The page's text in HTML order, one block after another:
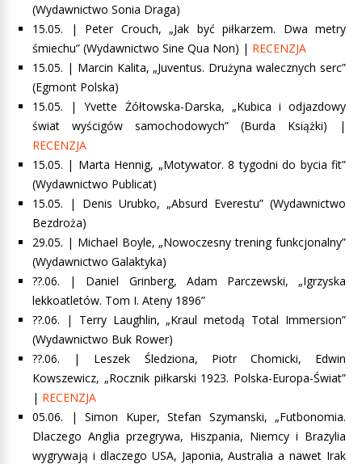
(Wydawnictwo Sonia Draga)
15.05. | Peter Crouch, „Jak być piłkarzem. Dwa metry
śmiechu” (Wydawnictwo Sine Qua Non) | RECENZJA
15.05. | Marcin Kalita, „Juventus. Drużyna walecznych serc”
(Egmont Polska)
15.05. |Yvette Żółtowska-Darska, „Kubica i odjazdowy
świat wyścigów samochodowych” (Burda Książki) |
RECENZJA
15.05. | Marta Hennig, „Motywator. 8 tygodni do bycia fit”
(Wydawnictwo Publicat)
15.05. | Denis Urubko, „Absurd Everestu” (Wydawnictwo
Bezdroża)
29.05. | Michael Boyle, „Nowoczesny trening funkcjonalny”
(Wydawnictwo Galaktyka)
??.06. | Daniel Grinberg, Adam Parczewski, „Igrzyska
lekkoatletów. Tom I. Ateny 1896”
??.06. | Terry Laughlin, „Kraul metodą Total Immersion”
(Wydawnictwo Buk Rower)
??.06. | Leszek Śledziona, Piotr Chomicki, Edwin
Kowszewicz, „Rocznik piłkarski 1923. Polska-Europa-Świat”
| RECENZJA
05.06. | Simon Kuper, Stefan Szymanski, „Futbonomia.
Dlaczego Anglia przegrywa, Hiszpania, Niemcy i Brazylia
wygrywają i dlaczego USA, Japonia, Australia a nawet Irak